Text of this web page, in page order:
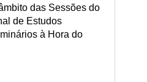
das Sessões do
de Estudos
à Hora do